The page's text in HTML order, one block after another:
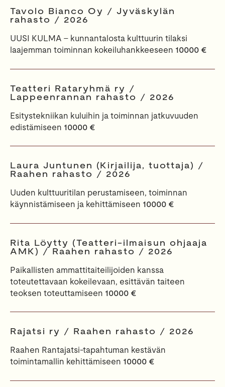
Tavolo Bianco Oy / Jyväskylän
rahasto / 2026
UUSI KULMA - kunnantalosta kulttuurin tilaksi
laajemman toiminnan kokeiluhankkeeseen 10000 €
Teatteri Rataryhmä ry /
Lappeenrannan rahasto / 2026
Esitystekniikan kuluihin ja toiminnan jatkuvuuden
edistämiseen 10000 €
Laura Juntunen (Kirjailija, tuottaja) /
Raahen rahasto / 2026
Uuden kulttuuritilan perustamiseen, toiminnan
käynnistämiseen ja kehittämiseen 10000 €
Rita Löytty (Teatteri-ilmaisun ohjaaja
AMK) / Raahen rahasto / 2026
Paikallisten ammattitaiteilijoiden kanssa
toteutettavaan kokeilevaan, esittävän taiteen
teoksen toteuttamiseen 10000 €
Rajatsi ry / Raahen rahasto / 2026
Raahen Rantajatsi-tapahtuman kestävän
toimintamallin kehittämiseen 10000 €